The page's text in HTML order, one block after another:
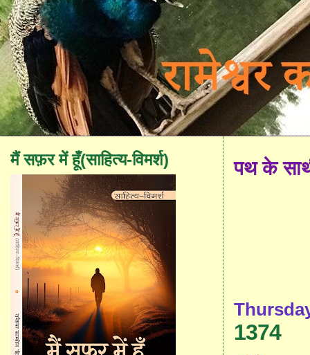
पथ के
1374
मैं सफ़र में हूँ(साहित्य-विमर्श)